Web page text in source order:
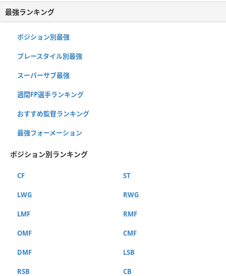
最強ランキング
ポジション別最強
プレースタイル別最強
スーパーサブ最強
週間FP選手ランキング
おすすめ監督ランキング
最強フォーメーション
ポジション別ランキング
CF ST
LWG RWG
LMF RMF
OMF CMF
DMF LSB
RSB CB